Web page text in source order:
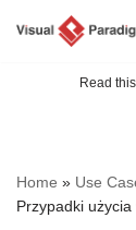
Read
Home » Use
Przypadki